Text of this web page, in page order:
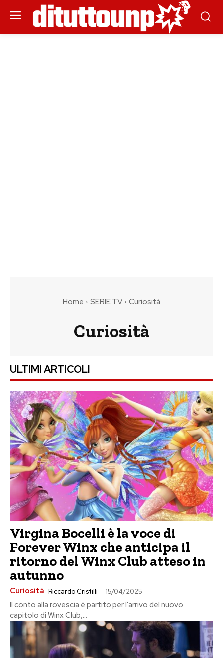
Home SERIE TV Curiosità
Curiosità
ULTIMI ARTICOLI
Virgina Bocelli è la voce di
Forever Winx che anticipa il
ritorno del Winx Club atteso in
autunno
Curiosità Riccardo Cristilli - 15/04/2025
Il conto alla rovescia è partito per l'arrivo del nuovo
capitolo di Winx Club,...